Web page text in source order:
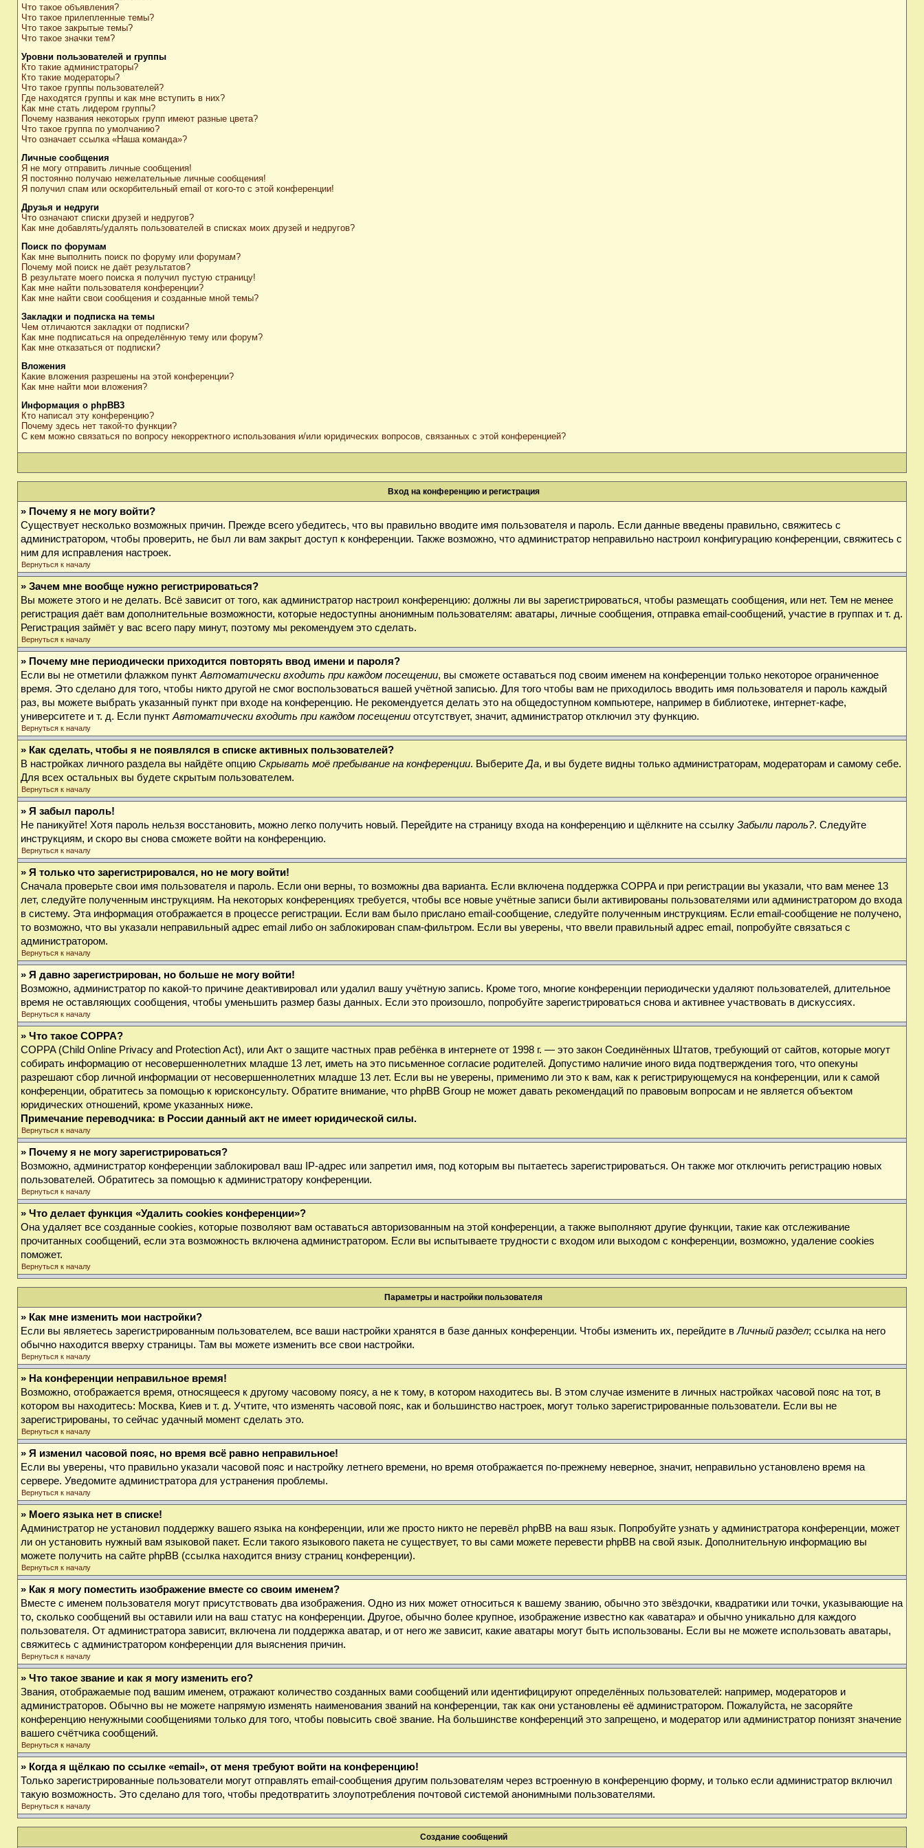
Что такое объявления?
Что такое прилепленные темы?
Что такое закрытые темы?
Что такое значки тем?
Уровни пользователей и группы
Кто такие администраторы?
Кто такие модераторы?
Что такое группы пользователей?
Где находятся группы и как мне вступить в них?
Как мне стать лидером группы?
Почему названия некоторых групп имеют разные цвета?
Что такое группа по умолчанию?
Что означает ссылка «Наша команда»?
Личные сообщения
Я не могу отправить личные сообщения!
Я постоянно получаю нежелательные личные сообщения!
Я получил спам или оскорбительный email от кого-то с этой конференции!
Друзья и недруги
Что означают списки друзей и недругов?
Как мне добавлять/удалять пользователей в списках моих друзей и недругов?
Поиск по форумам
Как мне выполнить поиск по форуму или форумам?
Почему мой поиск не даёт результатов?
В результате моего поиска я получил пустую страницу!
Как мне найти пользователя конференции?
Как мне найти свои сообщения и созданные мной темы?
Закладки и подписка на темы
Чем отличаются закладки от подписки?
Как мне подписаться на определённую тему или форум?
Как мне отказаться от подписки?
Вложения
Какие вложения разрешены на этой конференции?
Как мне найти мои вложения?
Информация о phpBB3
Кто написал эту конференцию?
Почему здесь нет такой-то функции?
С кем можно связаться по вопросу некорректного использования и/или юридических вопросов, связанных с этой конференцией?
Вход на конференцию и регистрация
» Почему я не могу войти?
Существует несколько возможных причин. Прежде всего убедитесь, что вы правильно вводите имя пользователя и пароль. Если данные введены правильно, свяжитесь с
администратором, чтобы проверить, не был ли вам закрыт доступ к конференции. Также возможно, что администратор неправильно настроил конфигурацию конференции, свяжитесь с
ним для исправления настроек.
Вернуться к началу
» Зачем мне вообще нужно регистрироваться?
Вы можете этого и не делать. Всё зависит от того, как администратор настроил конференцию: должны ли вы зарегистрироваться, чтобы размещать сообщения, или нет. Тем не менее
регистрация даёт вам дополнительные возможности, которые недоступны анонимным пользователям: аватары, личные сообщения, отправка email-сообщений, участие в группах и т. д.
Регистрация займёт у вас всего пару минут, поэтому мы рекомендуем это сделать.
Вернуться к началу
» Почему мне периодически приходится повторять ввод имени и пароля?
Если вы не отметили флажком пункт Автоматически входить при каждом посещении, вы сможете оставаться под своим именем на конференции только некоторое ограниченное
время. Это сделано для того, чтобы никто другой не смог воспользоваться вашей учётной записью. Для того чтобы вам не приходилось вводить имя пользователя и пароль каждый
раз, вы можете выбрать указанный пункт при входе на конференцию. Не рекомендуется делать это на общедоступном компьютере, например в библиотеке, интернет-кафе,
университете и т. д. Если пункт Автоматически входить при каждом посещении отсутствует, значит, администратор отключил эту функцию.
Вернуться к началу
» Как сделать, чтобы я не появлялся в списке активных пользователей?
В настройках личного раздела вы найдёте опцию Скрывать моё пребывание на конференции. ВыберитеДа, и вы будете видны только администраторам, модераторам и самому себе.
Для всех остальных вы будете скрытым пользователем.
Вернуться к началу
» Я забыл пароль!
Не паникуйте! Хотя пароль нельзя восстановить, можно легко получить новый. Перейдите на страницу входа на конференцию и щёлкните на ссылку Забыли пароль?. Следуйте
инструкциям, и скоро вы снова сможете войти на конференцию.
Вернуться к началу
» Я только что зарегистрировался, но не могу войти!
Сначала проверьте свои имя пользователя и пароль. Если они верны, то возможны два варианта. Если включена поддержка COPPA и при регистрации вы указали, что вам менее 13
лет, следуйте полученным инструкциям. На некоторых конференциях требуется, чтобы все новые учётные записи были активированы пользователями или администратором до входа
в систему. Эта информация отображается в процессе регистрации. Если вам было прислано email-сообщение, следуйте полученным инструкциям. Если email-сообщение не получено,
то возможно, что вы указали неправильный адрес email либо он заблокирован спам-фильтром. Если вы уверены, что ввели правильный адрес email, попробуйте связаться с
администратором.
Вернуться к началу
» Я давно зарегистрирован, но больше не могу войти!
Возможно, администратор по какой-то причине деактивировал или удалил вашу учётную запись. Кроме того, многие конференции периодически удаляют пользователей, длительное
время не оставляющих сообщения, чтобы уменьшить размер базы данных. Если это произошло, попробуйте зарегистрироваться снова и активнее участвовать в дискуссиях.
Вернуться к началу
» Что такое COPPA?
COPPA (Child Online Privacy and Protection Act), или Акт о защите частных прав ребёнка в интернете от 1998 г. — это закон Соединённых Штатов, требующий от сайтов, которые могут
собирать информацию от несовершеннолетних младше 13 лет, иметь на это письменное согласие родителей. Допустимо наличие иного вида подтверждения того, что опекуны
разрешают сбор личной информации от несовершеннолетних младше 13 лет. Если вы не уверены, применимо ли это к вам, как к регистрирующемуся на конференции, или к самой
конференции, обратитесь за помощью к юрисконсульту. Обратите внимание, что phpBB Group не может давать рекомендаций по правовым вопросам и не является объектом
юридических отношений, кроме указанных ниже.
Примечание переводчика: в России данный акт не имеет юридической силы.
Вернуться к началу
» Почему я не могу зарегистрироваться?
Возможно, администратор конференции заблокировал ваш IP-адрес или запретил имя, под которым вы пытаетесь зарегистрироваться. Он также мог отключить регистрацию новых
пользователей. Обратитесь за помощью к администратору конференции.
Вернуться к началу
» Что делает функция «Удалить cookies конференции»?
Она удаляет все созданные cookies, которые позволяют вам оставаться авторизованным на этой конференции, а также выполняют другие функции, такие как отслеживание
прочитанных сообщений, если эта возможность включена администратором. Если вы испытываете трудности с входом или выходом с конференции, возможно, удаление cookies
поможет.
Вернуться к началу
Параметры и настройки пользователя
» Как мне изменить мои настройки?
Если вы являетесь зарегистрированным пользователем, все ваши настройки хранятся в базе данных конференции. Чтобы изменить их, перейдите вЛичный раздел; ссылка на него
обычно находится вверху страницы. Там вы можете изменить все свои настройки.
Вернуться к началу
» На конференции неправильное время!
Возможно, отображается время, относящееся к другому часовому поясу, а не к тому, в котором находитесь вы. В этом случае измените в личных настройках часовой пояс на тот, в
котором вы находитесь: Москва, Киев и т. д. Учтите, что изменять часовой пояс, как и большинство настроек, могут только зарегистрированные пользователи. Если вы не
зарегистрированы, то сейчас удачный момент сделать это.
Вернуться к началу
» Я изменил часовой пояс, но время всё равно неправильное!
Если вы уверены, что правильно указали часовой пояс и настройку летнего времени, но время отображается по-прежнему неверное, значит, неправильно установлено время на
сервере. Уведомите администратора для устранения проблемы.
Вернуться к началу
» Моего языка нет в списке!
Администратор не установил поддержку вашего языка на конференции, или же просто никто не перевёл phpBB на ваш язык. Попробуйте узнать у администратора конференции, может
ли он установить нужный вам языковой пакет. Если такого языкового пакета не существует, то вы сами можете перевести phpBB на свой язык. Дополнительную информацию вы
можете получить на сайте phpBB (ссылка находится внизу страниц конференции).
Вернуться к началу
» Как я могу поместить изображение вместе со своим именем?
Вместе с именем пользователя могут присутствовать два изображения. Одно из них может относиться к вашему званию, обычно это звёздочки, квадратики или точки, указывающие на
то, сколько сообщений вы оставили или на ваш статус на конференции. Другое, обычно более крупное, изображение известно как «аватара» и обычно уникально для каждого
пользователя. От администратора зависит, включена ли поддержка аватар, и от него же зависит, какие аватары могут быть использованы. Если вы не можете использовать аватары,
свяжитесь с администратором конференции для выяснения причин.
Вернуться к началу
» Что такое звание и как я могу изменить его?
Звания, отображаемые под вашим именем, отражают количество созданных вами сообщений или идентифицируют определённых пользователей: например, модераторов и
администраторов. Обычно вы не можете напрямую изменять наименования званий на конференции, так как они установлены её администратором. Пожалуйста, не засоряйте
конференцию ненужными сообщениями только для того, чтобы повысить своё звание. На большинстве конференций это запрещено, и модератор или администратор понизят значение
вашего счётчика сообщений.
Вернуться к началу
» Когда я щёлкаю по ссылке «email», от меня требуют войти на конференцию!
Только зарегистрированные пользователи могут отправлять email-сообщения другим пользователям через встроенную в конференцию форму, и только если администратор включил
такую возможность. Это сделано для того, чтобы предотвратить злоупотребления почтовой системой анонимными пользователями.
Вернуться к началу
Создание сообщений